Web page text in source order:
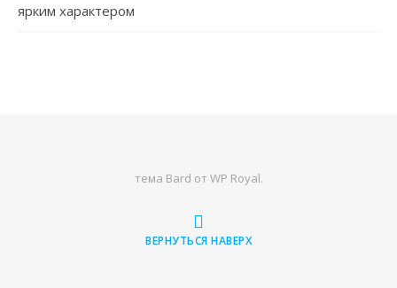
ярким характером
тема Bard от WP Royal.
ВЕРНУТЬСЯ НАВЕРХ